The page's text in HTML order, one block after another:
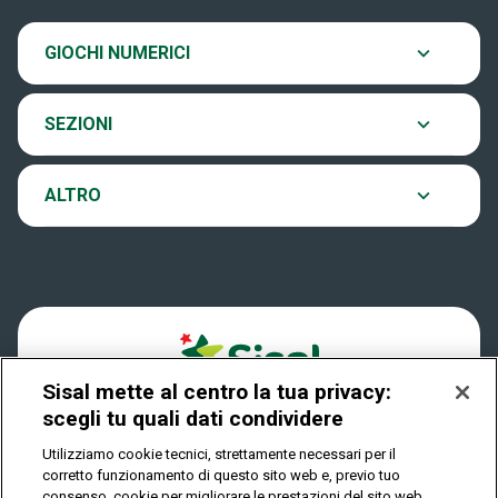
GIOCHI NUMERICI
Eurojackpot
VinciCasa
Play Your Date
SEZIONI
Ultima estrazione
Archivio estrazioni
Verifica vincite
ALTRO
Contatti
Notifiche
Privacy
Sisal mette al centro la tua privacy:
scegli tu quali dati condividere
Utilizziamo cookie tecnici, strettamente necessari per il
corretto funzionamento di questo sito web e, previo tuo